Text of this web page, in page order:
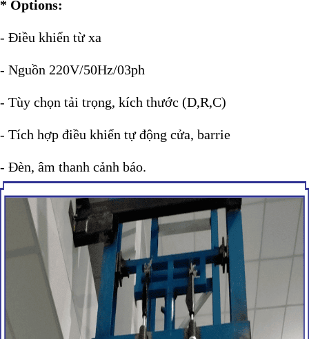
* Options:
- Điều khiển từ xa
- Nguồn 220V/50Hz/03ph
- Tùy chọn tải trọng, kích thước (D,R,C)
- Tích hợp điều khiển tự động cửa, barrie
- Đèn, âm thanh cảnh báo.